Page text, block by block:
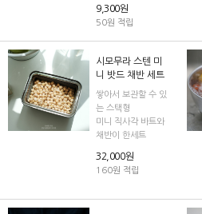
9,300원
50원 적립
시모무라 스텐 미
니 밧드 채반 세트
쌓아서 보관할 수 있
는 스택형
미니 직사각 바트와
채반이 한세트
32,000원
160원 적립